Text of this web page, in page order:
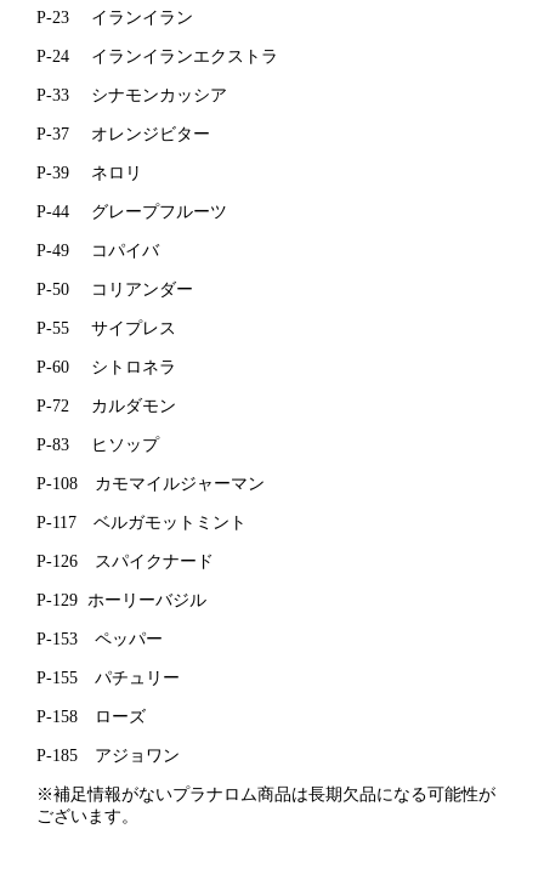
P-23 イランイラン
P-24 イランイランエクストラ
P-33 シナモンカッシア
P-37 オレンジビター
P-39 ネロリ
P-44 グレープフルーツ
P-49 コパイバ
P-50 コリアンダー
P-55 サイプレス
P-60 シトロネラ
P-72 カルダモン
P-83 ヒソップ
P-108 カモマイルジャーマン
P-117 ベルガモットミント
P-126 スパイクナード
P-129 ホーリーバジル
P-153 ペッパー
P-155 パチュリー
P-158 ローズ
P-185 アジョワン
※補足情報がないプラナロム商品は長期欠品になる可能性が
ございます。